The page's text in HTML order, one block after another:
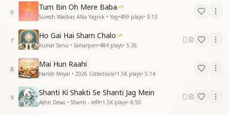
6
Tum Bin Oh Mere Baba
Suresh Wadkar, Alka Yagnik • Yog•499 plays• 3:13
7
Ho Gai Hai Sham Chalo
Kumar Sanu • Samarpan•484 plays• 5:26
8
Mai Hun Raahi
Harish Moyal • 2026 Collections•1.5K plays• 5:14
9
Shanti Ki Shakti Se Shanti Jag Mein
Ashit Desai • Shanti - शांति•1.5K plays• 6:50